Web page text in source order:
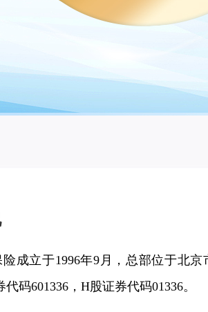
险成立于1996年9月，总部位于北
码601336，H股证券代码01336。